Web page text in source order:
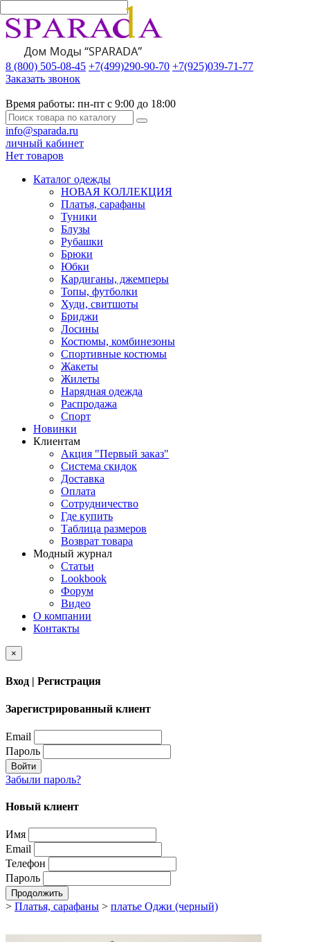
8 (800) 505-08-45 +7(499)290-90-70 +7(925)039-71-77
Заказать звонок
Время работы: пн-пт с 9:00 до 18:00
info@sparada.ru
личный кабинет
Нет товаров
Каталог одежды
НОВАЯ КОЛЛЕКЦИЯ
Платья, сарафаны
Туники
Блузы
Рубашки
Брюки
Юбки
Кардиганы, джемперы
Топы, футболки
Худи, свитшоты
Бриджи
Лосины
Костюмы, комбинезоны
Спортивные костюмы
Жакеты
Жилеты
Нарядная одежда
Распродажа
Спорт
Новинки
Клиентам
Акция "Первый заказ"
Система скидок
Доставка
Оплата
Сотрудничество
Где купить
Таблица размеров
Возврат товара
Модный журнал
Статьи
Lookbook
Форум
Видео
О компании
Контакты
×
Вход | Регистрация
Зарегистрированный клиент
Email
Пароль
Войти
Забыли пароль?
Новый клиент
Имя
Email
Телефон
Пароль
Продолжить
> Платья, сарафаны > платье Оджи (черный)